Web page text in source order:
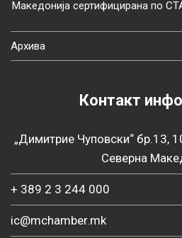
Македонија сертифицирана по
Архива
Контакт
„Димитрие Чуповски“ бр.13,
Северна
+ 389 2 3 244 000
ic@mchamber.mk